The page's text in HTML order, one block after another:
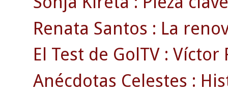
Renata Santos : La
El Test de GolTV : Víctor
Anécdotas Celestes :